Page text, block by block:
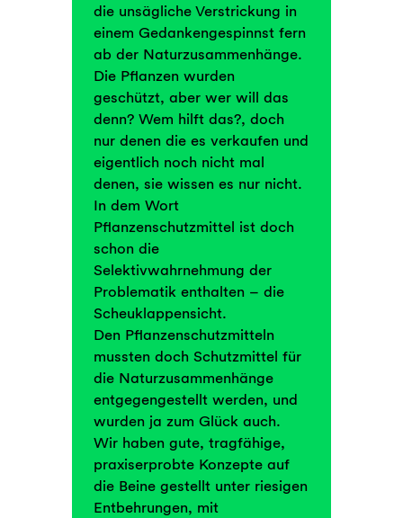
die unsägliche Verstrickung in
einem Gedankengespinnst fern
ab der Naturzusammenhänge.
Die Pflanzen wurden
geschützt, aber wer will das
denn? Wem hilft das?, doch
nur denen die es verkaufen und
eigentlich noch nicht mal
denen, sie wissen es nur nicht.
In dem Wort
Pflanzenschutzmittel ist doch
schon die
Selektivwahrnehmung der
Problematik enthalten – die
Scheuklappensicht.
Den Pflanzenschutzmitteln
mussten doch Schutzmittel für
die Naturzusammenhänge
entgegengestellt werden, und
wurden ja zum Glück auch.
Wir haben gute, tragfähige,
praxiserprobte Konzepte auf
die Beine gestellt unter riesigen
Entbehrungen, mit